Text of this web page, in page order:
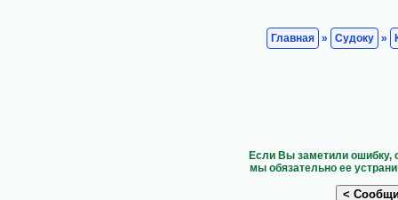
Главная » Судоку »
Если Вы заметили ошибку,
мы обязательно ее